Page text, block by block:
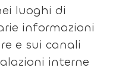
luoghi di
informazioni
e sui canali
interne